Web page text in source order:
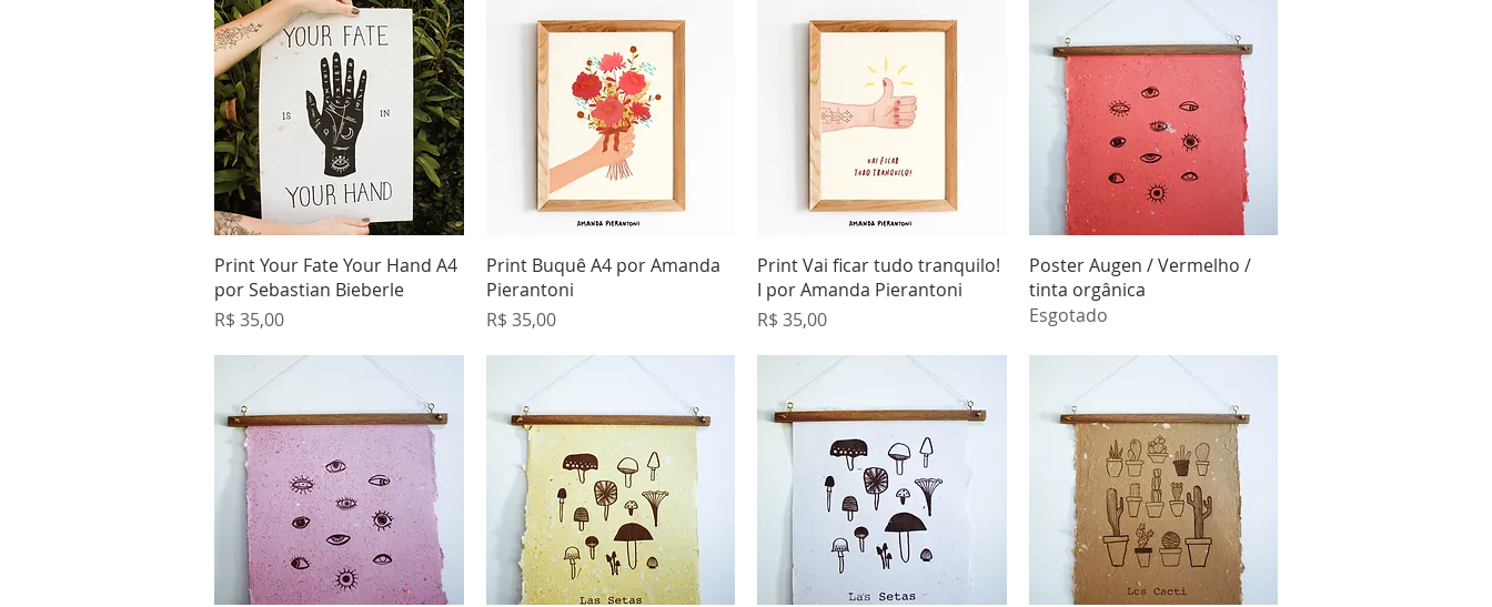
Visualização rápida
Print Your Fate Your Hand A4
por Sebastian Bieberle
Preço
R$ 35,00
Visualização rápida
Print Buquê A4 por Amanda
Pierantoni
Preço
R$ 35,00
Visualização rápida
Print Vai ficar tudo tranquilo!
I por Amanda Pierantoni
Preço
R$ 35,00
Visualização rápida
Poster Augen / Vermelho /
tinta orgânica
Esgotado